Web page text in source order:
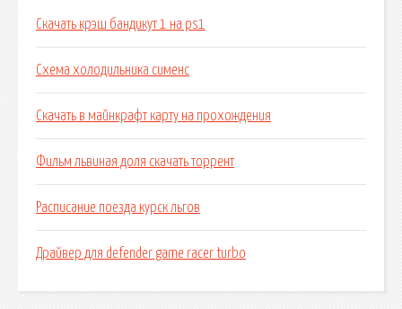
Скачать крэш бандикут 1 на ps1
Схема холодильника сименс
Скачать в майнкрафт карту на прохождения
Фильм львиная доля скачать торрент
Расписание поезда курск льгов
Драйвер для defender game racer turbo